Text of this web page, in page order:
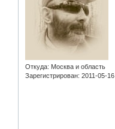
Откуда: Москва и область
Зарегистрирован: 2011-05-16